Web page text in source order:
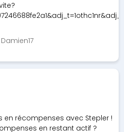
récompenses avec Stepler !
en restant actif ?